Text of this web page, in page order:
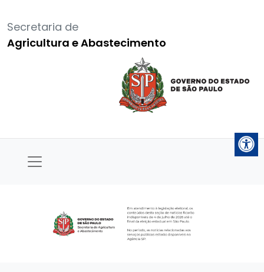
Secretaria de
Agricultura e Abastecimento